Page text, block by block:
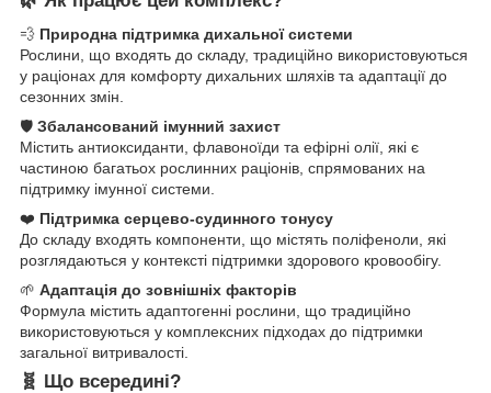
💨 Природна підтримка дихальної системи
Рослини, що входять до складу, традиційно використовуються
у раціонах для комфорту дихальних шляхів та адаптації до
сезонних змін.
🛡️ Збалансований імунний захист
Містить антиоксиданти, флавоноїди та ефірні олії, які є
частиною багатьох рослинних раціонів, спрямованих на
підтримку імунної системи.
❤️ Підтримка серцево-судинного тонусу
До складу входять компоненти, що містять поліфеноли, які
розглядаються у контексті підтримки здорового кровообігу.
🌱 Адаптація до зовнішніх факторів
Формула містить адаптогенні рослини, що традиційно
використовуються у комплексних підходах до підтримки
загальної витривалості.
🧬 Що всередині?